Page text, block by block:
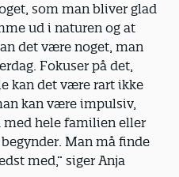
som man bliver glad
ud i naturen og at
det være noget, man
Fokuser på det,
kan det være rart ikke
kan være impulsiv,
med hele familien eller
Man må finde
med,” siger Anja